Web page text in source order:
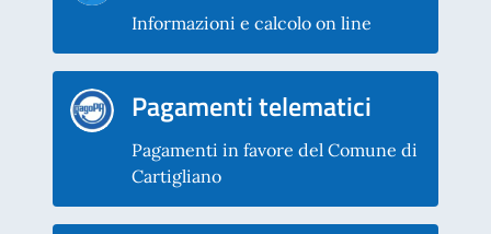
Informazioni e calcolo on line
Pagamenti telematici
Pagamenti in favore del Comune di
Cartigliano